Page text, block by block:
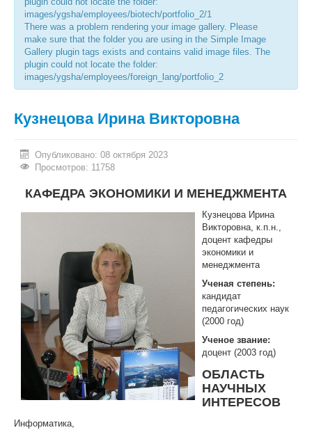
images/ygsha/employees/biotech/portfolio_2/1
There was a problem rendering your image gallery. Please
make sure that the folder you are using in the Simple Image
Gallery plugin tags exists and contains valid image files. The
plugin could not locate the folder:
images/ygsha/employees/foreign_lang/portfolio_2
Кузнецова Ирина Викторовна
Опубликовано: 08 октября 2023
Просмотров: 11758
КАФЕДРА ЭКОНОМИКИ И МЕНЕДЖМЕНТА
Кузнецова Ирина
Викторовна, к.п.н.,
доцент кафедры
экономики и
менеджмента
Ученая степень:
кандидат
педагогических наук
(2000 год)
Ученое звание:
доцент (2003 год)
ОБЛАСТЬ
НАУЧНЫХ
ИНТЕРЕСОВ
Информатика,